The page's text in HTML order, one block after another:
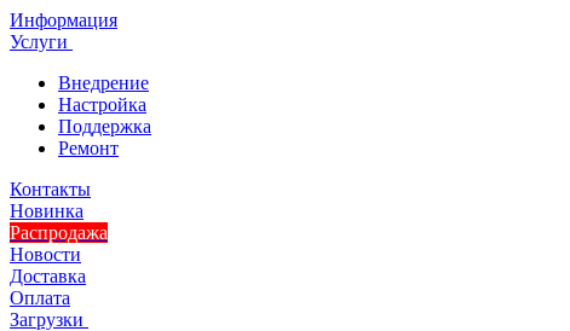
Информация
Услуги
Внедрение
Настройка
Поддержка
Ремонт
Контакты
Новинка
Распродажа
Новости
Доставка
Оплата
Загрузки